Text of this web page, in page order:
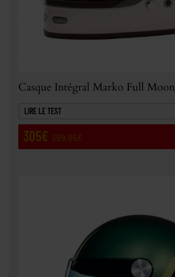
Casque Intégral Marko Full Moon
LIRE LE TEST
305€